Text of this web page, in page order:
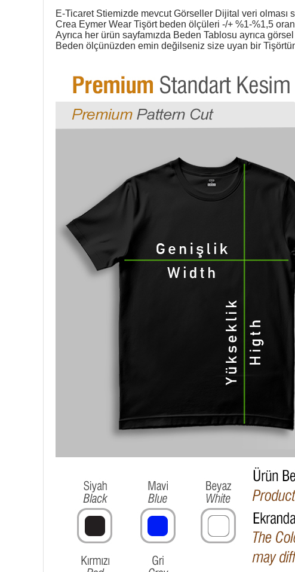
E-Ticaret Stiemizde mevcut Görseller Dijital veri olması
Crea Eymer Wear Tişört beden ölçüleri -/+ %1-%1,5
Ayrıca her ürün sayfamızda Beden Tablosu ayrıca
Beden ölçünüzden emin değilseniz size uyan bir